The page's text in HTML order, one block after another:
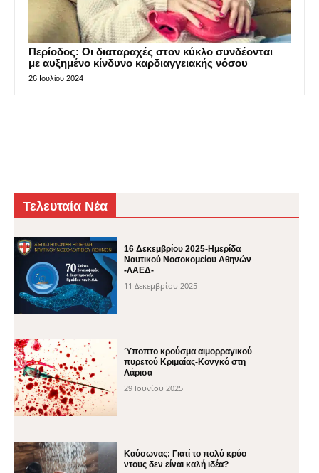
Περίοδος: Οι διαταραχές στον κύκλο συνδέονται
με αυξημένο κίνδυνο καρδιαγγειακής νόσου
26 Ιουλίου 2024
Τελευταία Νέα
16 Δεκεμβρίου 2025-Ημερίδα
Ναυτικού Νοσοκομείου Αθηνών
-ΛΑΕΔ-
11 Δεκεμβρίου 2025
Ύποπτο κρούσμα αιμορραγικού
πυρετού Κριμαίας-Κονγκό στη
Λάρισα
29 Ιουνίου 2025
Καύσωνας: Γιατί το πολύ κρύο
ντους δεν είναι καλή ιδέα?